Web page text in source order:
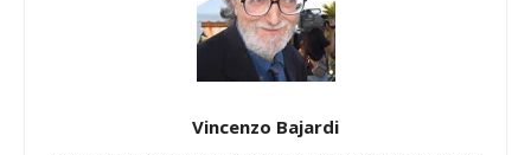
Vincenzo Bajardi